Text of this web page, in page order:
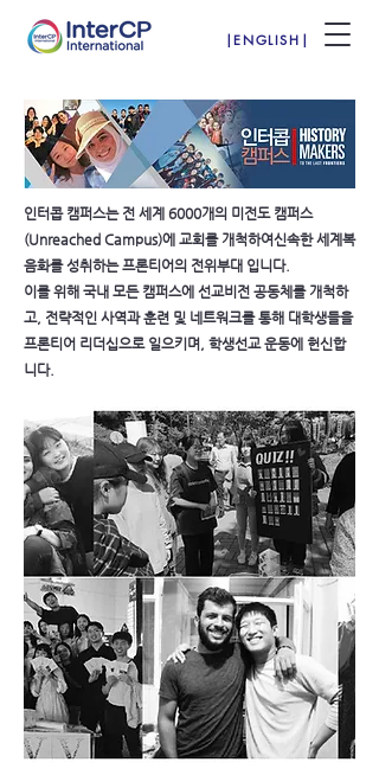
|ENGLISH|
인터콥 캠퍼스는 전 세계 6000개의 미전도 캠퍼스
(Unreached Campus)에 교회를 개척하여신속한 세계복
음화를 성취하는 프론티어의 전위부대 입니다.
이를 위해 국내 모든 캠퍼스에 선교비전 공동체를 개척하
고, 전략적인 사역과 훈련 및 네트워크를 통해 대학생들을
프론티어 리더십으로 일으키며, 학생선교 운동에 헌신합
니다.